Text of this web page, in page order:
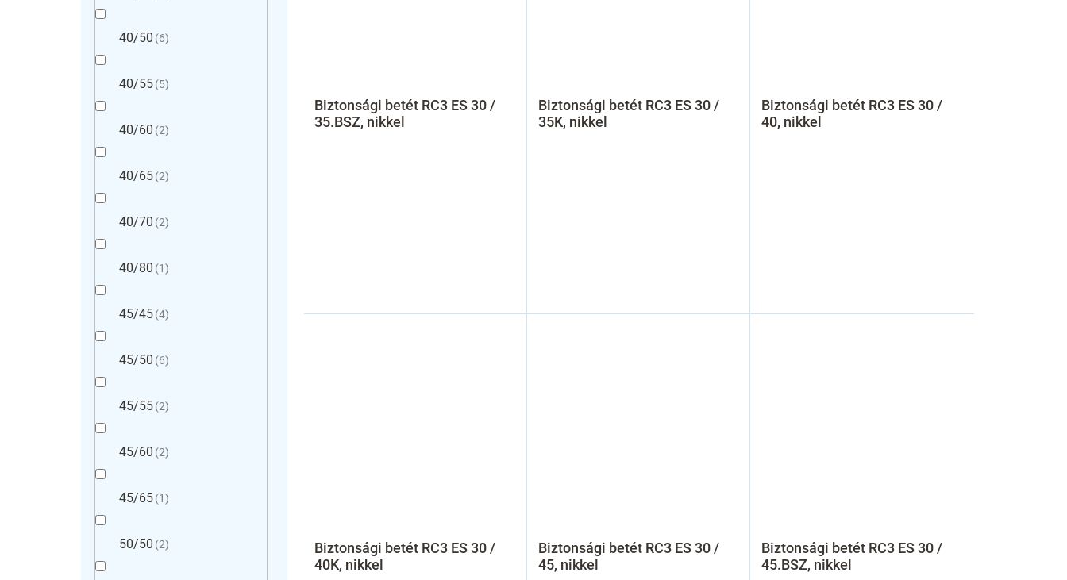
40/50 6
40/55 5
40/60 2
40/65 2
40/70 2
40/80 1
45/45 4
45/50 6
45/55 2
45/60 2
45/65 1
50/50 2
Biztonsági betét RC3 ES 30 /
35.BSZ, nikkel
Biztonsági betét RC3 ES 30 /
35K, nikkel
Biztonsági betét RC3 ES 30 /
40, nikkel
Biztonsági betét RC3 ES 30 /
40K, nikkel
Biztonsági betét RC3 ES 30 /
45, nikkel
Biztonsági betét RC3 ES 30 /
45.BSZ, nikkel